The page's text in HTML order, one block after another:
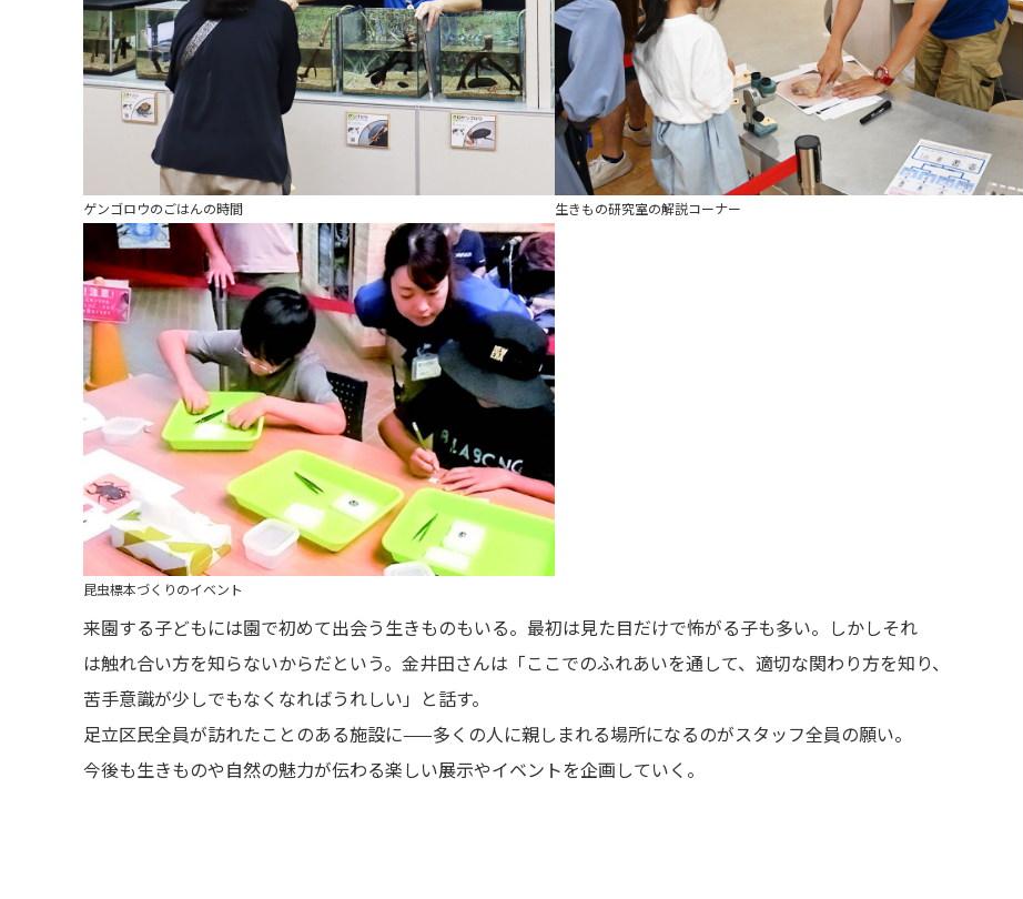
ゲンゴロウのごはんの時間 生きもの研究室の解説コーナー
昆虫標本づくりのイベント
来園する子どもには園で初めて出会う生きものもいる。最初は見た目だけで怖がる子も多い。しかしそれ
は触れ合い方を知らないからだという。金井田さんは「ここでのふれあいを通して、適切な関わり方を知り、
苦手意識が少しでもなくなればうれしい」と話す。
足立区民全員が訪れたことのある施設に——多くの人に親しまれる場所になるのがスタッフ全員の願い。
今後も生きものや自然の魅力が伝わる楽しい展示やイベントを企画していく。